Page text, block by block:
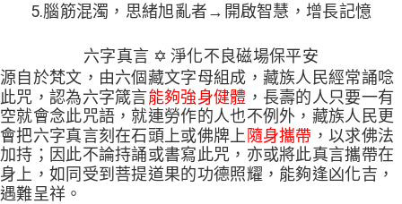
5.腦筋混濁，思緒旭亂者→開啟智慧，增長記憶
六字真言 ✡ 淨化不良磁場保平安
源自於梵文，由六個藏文字母組成，藏族人民經常誦唸
此咒，認為六字箴言能夠強身健體 ，長壽的人只要一有
空就會念此咒語，就連勞作的人也不例外，藏族人民更
會把六字真言刻在石頭上或佛牌上 隨身攜帶 ，以求佛法
加持；因此不論持誦或書寫此咒，亦或將此真言攜帶在
身上，如同受到菩提道果的功德照耀，能夠逢凶化吉，
遇難呈祥。